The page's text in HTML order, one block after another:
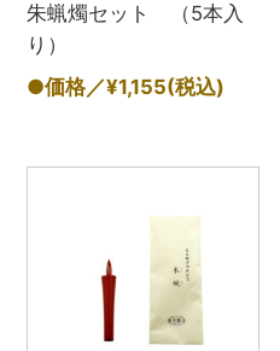
朱蝋燭セット （5本入
り）
●価格／¥1,155(税込)